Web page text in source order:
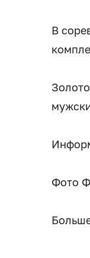
В
Фото